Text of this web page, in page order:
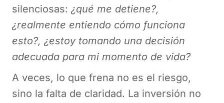
silenciosas: ¿qué me detiene?,
¿realmente entiendo cómo funciona
esto?, ¿estoy tomando una decisión
adecuada para mi momento de vida?
A veces, lo que frena no es el riesgo,
sino la falta de claridad. La inversión no